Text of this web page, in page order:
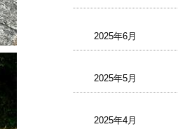
2025年6月
2025年5月
2025年4月